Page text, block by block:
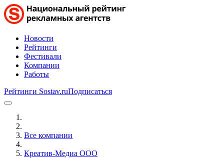
Новости
Рейтинги
Фестивали
Компании
Работы
Рейтинги Sostav.ruПодписаться
Все компании
Креатив-Медиа ООО